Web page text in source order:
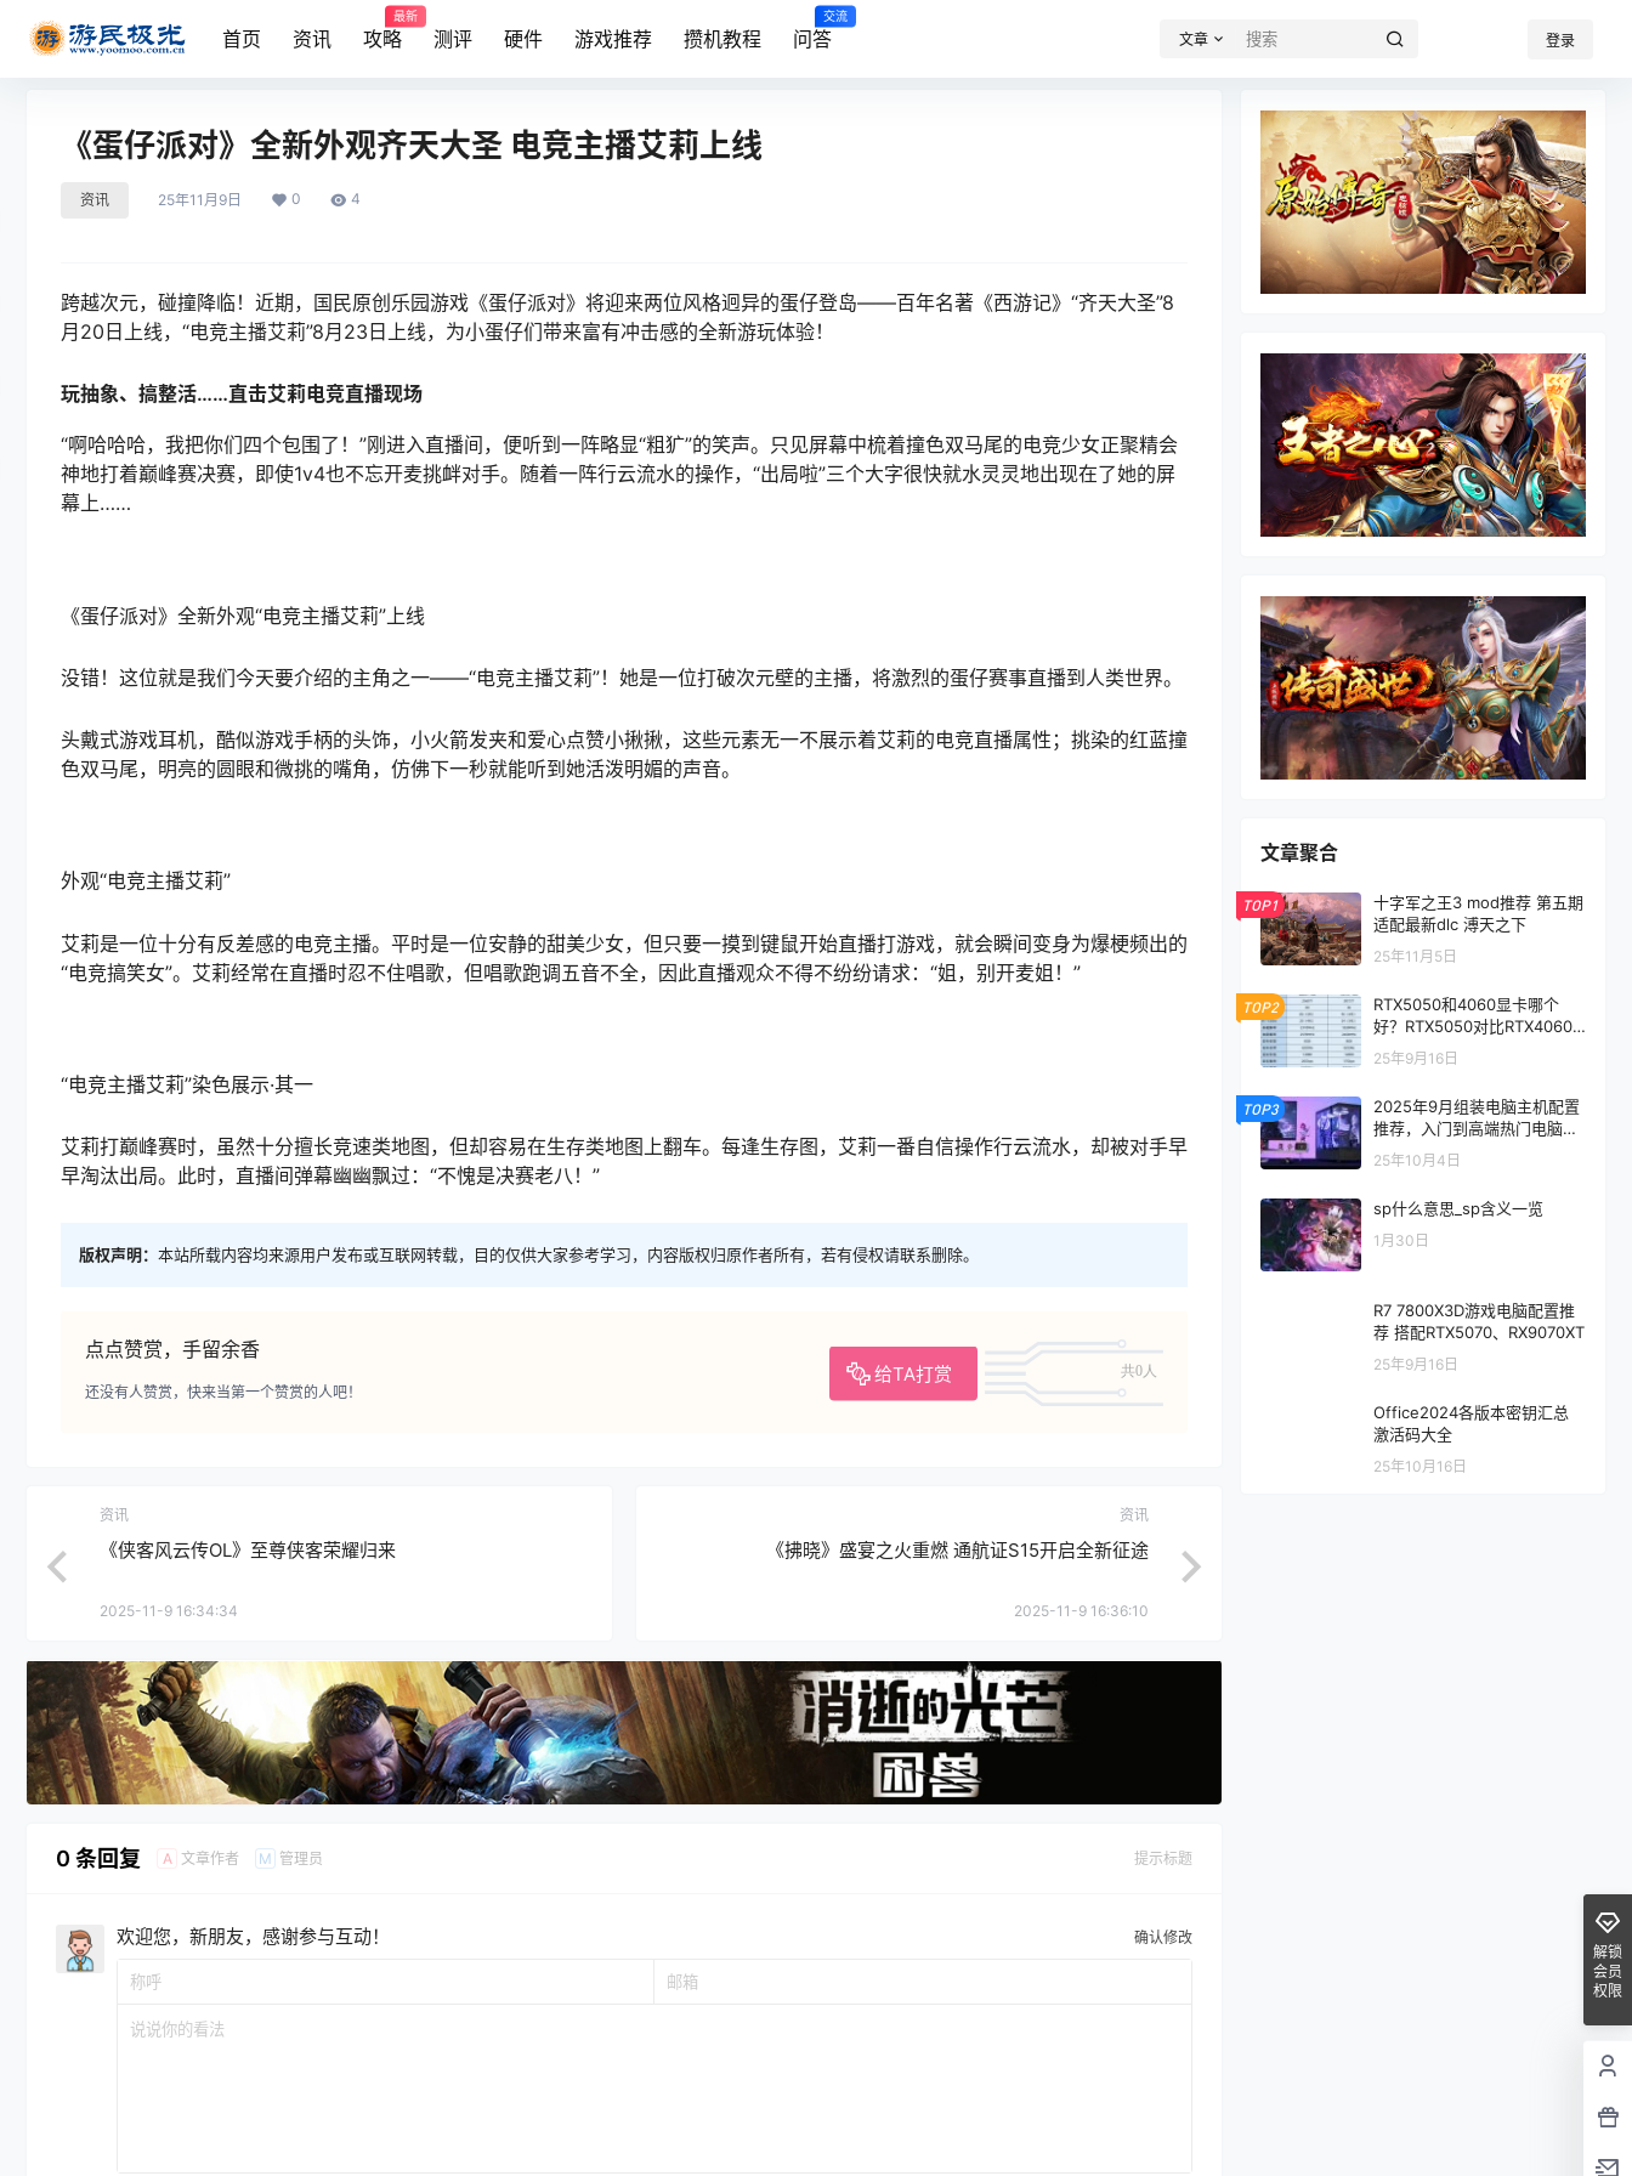
首页 资讯 攻略
最新
测评 硬件 游戏推荐 攒机教程 问答
交流
文章 登录
《蛋仔派对》全新外观齐天大圣 电竞主播艾莉上线
资讯 25年11月9日 0 4
跨越次元，碰撞降临！近期，国民原创乐园游戏《蛋仔派对》将迎来两位风格迥异的蛋仔登岛——百年名著《西游记》“齐天大圣”8
月20日上线，“电竞主播艾莉”8月23日上线，为小蛋仔们带来富有冲击感的全新游玩体验！
玩抽象、搞整活……直击艾莉电竞直播现场
“啊哈哈哈，我把你们四个包围了！”刚进入直播间，便听到一阵略显“粗犷”的笑声。只见屏幕中梳着撞色双马尾的电竞少女正聚精会
神地打着巅峰赛决赛，即使1v4也不忘开麦挑衅对手。随着一阵行云流水的操作，“出局啦”三个大字很快就水灵灵地出现在了她的屏
幕上……
《蛋仔派对》全新外观“电竞主播艾莉”上线
没错！这位就是我们今天要介绍的主角之一——“电竞主播艾莉”！她是一位打破次元壁的主播，将激烈的蛋仔赛事直播到人类世界。
头戴式游戏耳机，酷似游戏手柄的头饰，小火箭发夹和爱心点赞小揪揪，这些元素无一不展示着艾莉的电竞直播属性；挑染的红蓝撞
色双马尾，明亮的圆眼和微挑的嘴角，仿佛下一秒就能听到她活泼明媚的声音。
外观“电竞主播艾莉”
艾莉是一位十分有反差感的电竞主播。平时是一位安静的甜美少女，但只要一摸到键鼠开始直播打游戏，就会瞬间变身为爆梗频出的
“电竞搞笑女”。艾莉经常在直播时忍不住唱歌，但唱歌跑调五音不全，因此直播观众不得不纷纷请求：“姐，别开麦姐！”
“电竞主播艾莉”染色展示·其一
艾莉打巅峰赛时，虽然十分擅长竞速类地图，但却容易在生存类地图上翻车。每逢生存图，艾莉一番自信操作行云流水，却被对手早
早淘汰出局。此时，直播间弹幕幽幽飘过：“不愧是决赛老八！”
版权声明： 本站所载内容均来源用户发布或互联网转载，目的仅供大家参考学习，内容版权归原作者所有，若有侵权请联系删除。
点点赞赏，手留余香
给TA打赏 共0人
还没有人赞赏，快来当第一个赞赏的人吧！
资讯
《侠客风云传OL》至尊侠客荣耀归来
2025-11-9 16:34:34
资讯
《拂晓》盛宴之火重燃 通航证S15开启全新征途
2025-11-9 16:36:10
0 条回复 A 文章作者 M 管理员 提示标题
欢迎您，新朋友，感谢参与互动！ 确认修改
文章聚合
TOP1
十字军之王3 mod推荐 第五期
适配最新dlc 溥天之下
25年11月5日
TOP2
RTX5050和4060显卡哪个
好？RTX5050对比RTX4060/
5060性能评测
25年9月16日
TOP3
2025年9月组装电脑主机配置
推荐，入门到高端热门电脑配
置方案
25年10月4日
sp什么意思_sp含义一览
1月30日
R7 7800X3D游戏电脑配置推
荐 搭配RTX5070、RX9070XT
25年9月16日
Office2024各版本密钥汇总
激活码大全
25年10月16日
解锁
会员
权限